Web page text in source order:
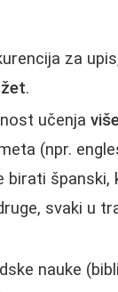
za
.
učenja
(npr.
birati španski,
svaki u
nauke